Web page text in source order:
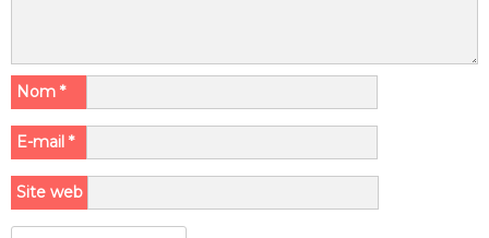
Nom *
E-mail *
Site web